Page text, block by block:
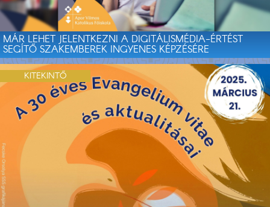
MÁR LEHET JELENTKEZNI A DIGITÁLISMÉDIA-ÉRTÉST
SEGÍTŐ SZAKEMBEREK INGYENES KÉPZÉSÉRE
KITEKINTŐ